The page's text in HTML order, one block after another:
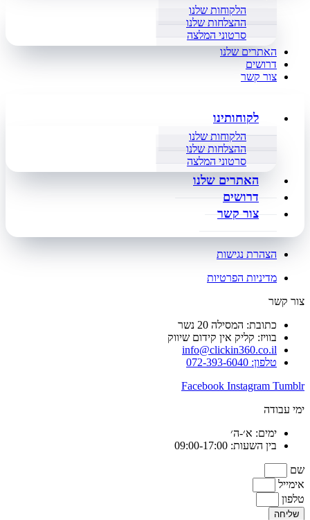
הלקוחות שלנו
ההצלחות שלנו
סרטוני המלצה
האתרים שלנו
דרושים
צור קשר
לקוחותינו
הלקוחות שלנו
ההצלחות שלנו
סרטוני המלצה
האתרים שלנו
דרושים
צור קשר
הצהרת נגישות
מדיניות הפרטיות
צור קשר
כתובת: המסילה 20 נשר
בוויז: קליק אין קידום שיווק
info@clickin360.co.il
טלפון: 072-393-6040
Facebook Instagram Tumblr
ימי עבודה
ימים: א׳-ה׳
בין השעות: 09:00-17:00
שם
אימייל
טלפון
שליחה